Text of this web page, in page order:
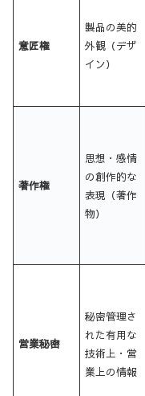
意匠権
製品の美的
外観（デザ
イン）
著作権
思想・感情
の創作的な
表現（著作
物）
営業秘密
秘密管理さ
れた有用な
技術上・営
業上の情報